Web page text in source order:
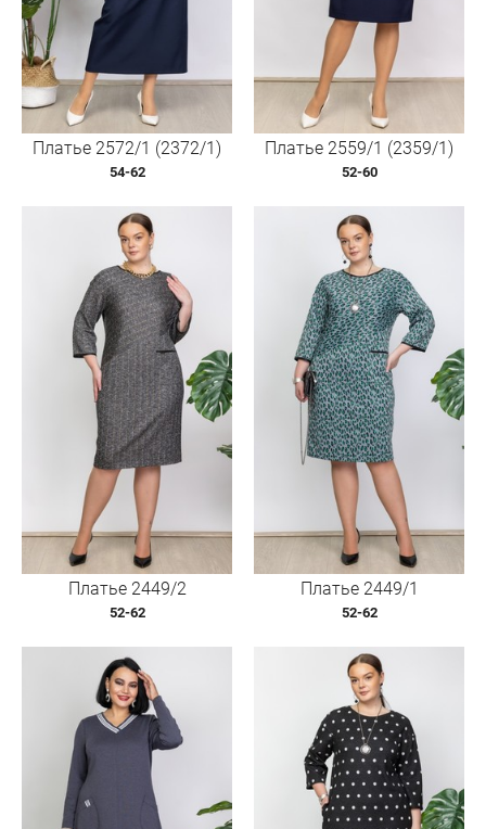
Платье 2572/1 (2372/1)
54-62
Платье 2559/1 (2359/1)
52-60
Платье 2449/2
52-62
Платье 2449/1
52-62